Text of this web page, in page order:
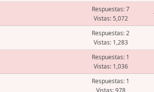
Respuestas: 7
Vistas: 5,072
Respuestas: 2
Vistas: 1,283
Respuestas: 1
Vistas: 1,036
Respuestas: 1